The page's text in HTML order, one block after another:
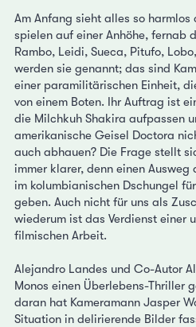
Am Anfang sieht alles so
spielen auf einer Anhöhe, fernab
Rambo, Leidi, Sueca, Pitufo,
werden sie genannt; das sind
einer paramilitärischen Einheit,
von einem Boten. Ihr Auftrag ist
die Milchkuh Shakira aufpassen
amerikanische Geisel Doctora
auch abhauen? Die Frage stellt
immer klarer, denn einen
im kolumbianischen Dschungel
geben. Auch nicht für uns als
wiederum ist das Verdienst einer
filmischen Arbeit.
Alejandro Landes und Co-Autor
Monos einen Überlebens-Thriller
daran hat Kameramann Jasper
Situation in delirierende Bilder